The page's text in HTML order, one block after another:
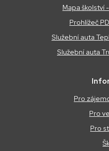
Mapa školství
Prohlížeč
Služební auta
Služební auta
Pro
Pro
Pro